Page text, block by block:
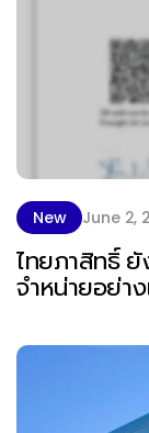
New June 2,
ไทยภาสิทธิ์
จำหน่ายอย่า